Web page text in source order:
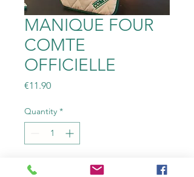
MANIQUE FOUR
COMTE
OFFICIELLE
€11.90Price
Quantity *
Add to Cart